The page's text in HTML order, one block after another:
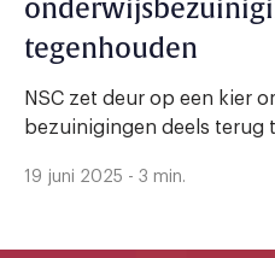
tegenhouden
NSC zet deur op een kier
bezuinigingen deels terug
19 juni 2025 - 3 min.